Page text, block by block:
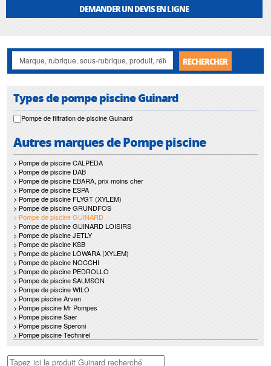
promotions pour profiter d’une réduction importante.
DEMANDER UN DEVIS EN LIGNE
RECHERCHER
Types de pompe piscine Guinard
Pompe de filtration de piscine Guinard
Autres marques de Pompe piscine
> Pompe de piscine CALPEDA
> Pompe de piscine DAB
> Pompe de piscine EBARA, prix moins cher
> Pompe de piscine ESPA
> Pompe de piscine FLYGT (XYLEM)
> Pompe de piscine GRUNDFOS
> Pompe de piscine GUINARD
> Pompe de piscine GUINARD LOISIRS
> Pompe de piscine JETLY
> Pompe de piscine KSB
> Pompe de piscine LOWARA (XYLEM)
> Pompe de piscine NOCCHI
> Pompe de piscine PEDROLLO
> Pompe de piscine SALMSON
> Pompe de piscine WILO
> Pompe piscine Arven
> Pompe piscine Mr Pompes
> Pompe piscine Saer
> Pompe piscine Speroni
> Pompe piscine Technirel